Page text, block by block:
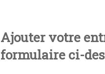
Ajouter votre
formulaire ci-